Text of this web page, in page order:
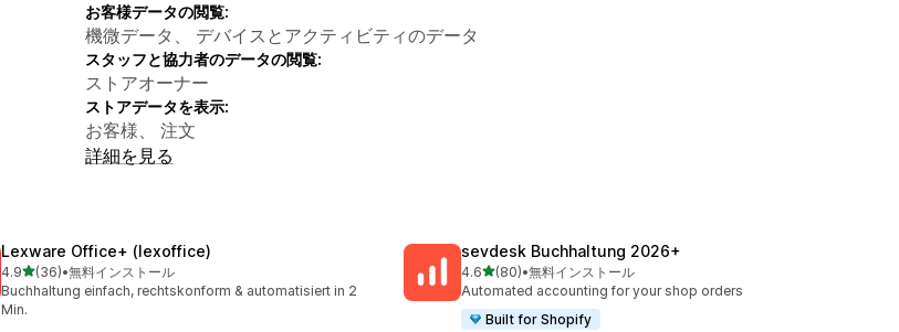
お客様データの閲覧:
機微データ、 デバイスとアクティビティのデータ
スタッフと協力者のデータの閲覧:
ストアオーナー
ストアデータを表示:
お客様、 注文
詳細を見る
Lexware Office+ (lexoffice)
4.95つ星中
(36)
合計レビュー数：36件
•無料インストール
Buchhaltung einfach, rechtskonform & automatisiert in 2
Min.
sevdesk Buchhaltung 2026+
4.65つ星中
(80)
合計レビュー数：80件
•無料インストール
Automated accounting for your shop orders
Built for Shopify